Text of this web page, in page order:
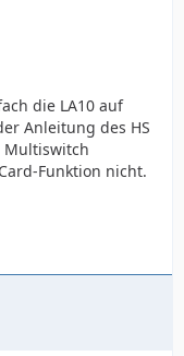
die LA10 auf
Anleitung des HS
Multiswitch
Funktion nicht.